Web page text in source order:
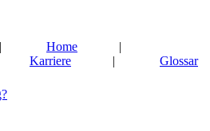
Home |
Karriere | Glossar